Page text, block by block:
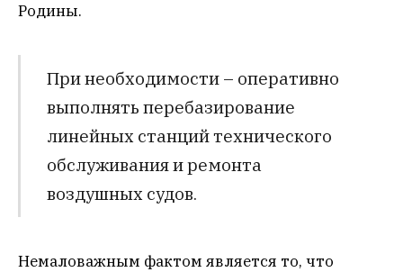
Родины.
При необходимости – оперативно
выполнять перебазирование
линейных станций технического
обслуживания и ремонта
воздушных судов.
Немаловажным фактом является то, что